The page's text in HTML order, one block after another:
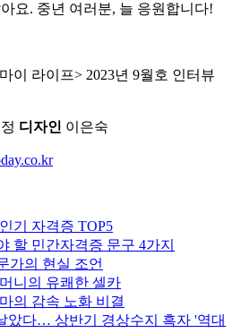
요. 중년 여러분, 늘 응원합니다!
이 라이프> 2023년 9월호 인터뷰
디자인 이은숙
기 자격증 TOP5
할 민간자격증 문구 4가지
가의 현실 조언
니의 유쾌한 셀카
의 감속 노화 비결
았다… 상반기 경상수지 흑자 '역대